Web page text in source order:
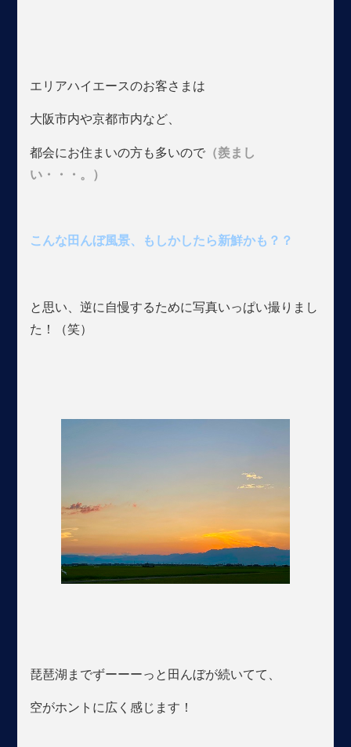
エリアハイエースのお客さまは
大阪市内や京都市内など、
都会にお住まいの方も多いので （羨まし
い・・・。）
こんな田んぼ風景、もしかしたら新鮮かも？？
と思い、逆に自慢するために写真いっぱい撮りまし
た！（笑）
琵琶湖までずーーーっと田んぼが続いてて、
空がホントに広く感じます！